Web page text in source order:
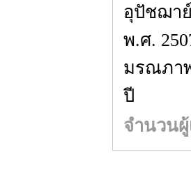
อุปัชฌา
พ.ศ.
มรณภา
ปี
จำนวน